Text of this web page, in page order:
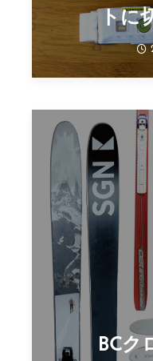
トに
BCク